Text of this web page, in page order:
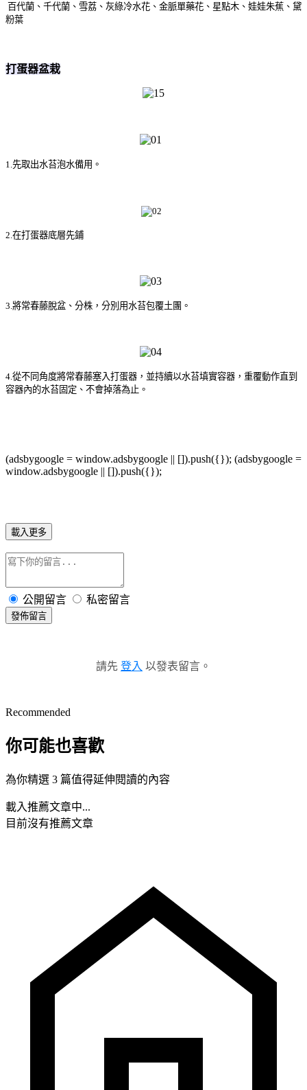
百代蘭、千代蘭、雪荔、灰綠冷水花、金脈單藥花、星點木、娃娃朱蕉、黛
粉葉
打蛋器盆栽
1.先取出水苔泡水備用。
2.在打蛋器底層先鋪
3.將常春藤脫盆、分株，分別用水苔包覆土團。
4.從不同角度將常春藤塞入打蛋器，並持續以水苔填實容器，重覆動作直到
容器內的水苔固定、不會掉落為止。
(adsbygoogle = window.adsbygoogle || []).push({}); (adsbygoogle =
window.adsbygoogle || []).push({});
載入更多
公開留言 私密留言
發佈留言
請先 登入 以發表留言。
Recommended
你可能也喜歡
為你精選 3 篇值得延伸閱讀的內容
載入推薦文章中...
目前沒有推薦文章